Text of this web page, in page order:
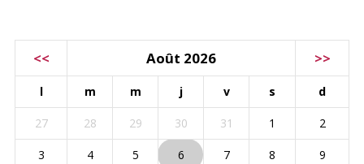
<< Août 2026 >>
l m m j v s d
27 28 29 30 31 1 2
3 4 5 6 7 8 9